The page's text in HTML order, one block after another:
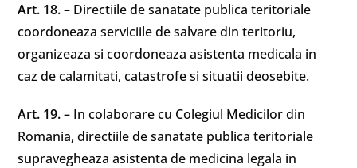
Art. 18.– Directiile de sanatate publica teritoriale
coordoneaza serviciile de salvare din teritoriu,
organizeaza si coordoneaza asistenta medicala in
caz de calamitati, catastrofe si situatii deosebite.
Art. 19.– In colaborare cu Colegiul Medicilor din
Romania, directiile de sanatate publica teritoriale
supravegheaza asistenta de medicina legala in